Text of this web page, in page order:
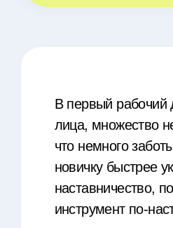
В первый рабочий
лица, множество
что немного
новичку быстрее
наставничество,
инструмент по-